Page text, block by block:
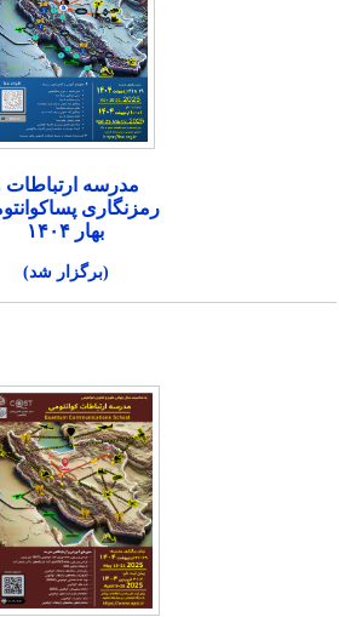
مدرسه ارتباطات و
رمزنگاری
بهار ۱۴۰۴
(برگزار شد)